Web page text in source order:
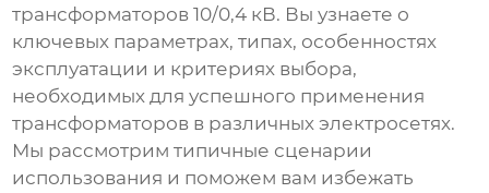
трансформаторов 10/0,4 кВ. Вы узнаете о
ключевых параметрах, типах, особенностях
эксплуатации и критериях выбора,
необходимых для успешного применения
трансформаторов в различных электросетях.
Мы рассмотрим типичные сценарии
использования и поможем вам избежать